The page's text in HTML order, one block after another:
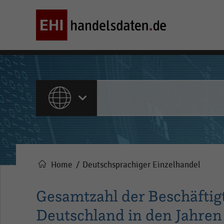
ALLE INHALTE
Pfadnavigation
Home Deutschsprachiger Einzelhandel
Gesamtzahl der
Deutschland in den